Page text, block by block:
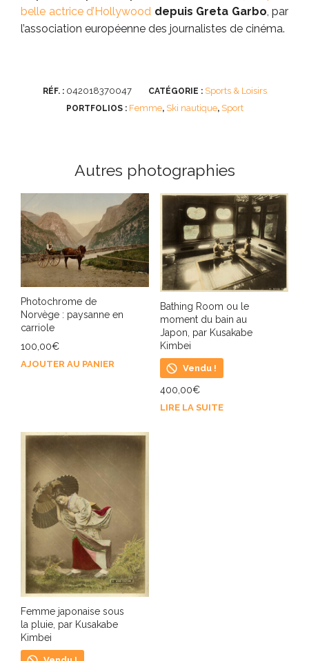
belle actrice d’Hollywood depuis Greta Garbo, par
l’association européenne des journalistes de cinéma.
RÉF. : 042018370047 CATÉGORIE : Sports & Loisirs
PORTFOLIOS : Femme, Ski nautique, Sport
Autres photographies
Photochrome de
Norvège : paysanne en
carriole
100,00€
AJOUTER AU PANIER
Bathing Room ou le
moment du bain au
Japon, par Kusakabe
Kimbei
Vendu !
400,00€
LIRE LA SUITE
Femme japonaise sous
la pluie, par Kusakabe
Kimbei